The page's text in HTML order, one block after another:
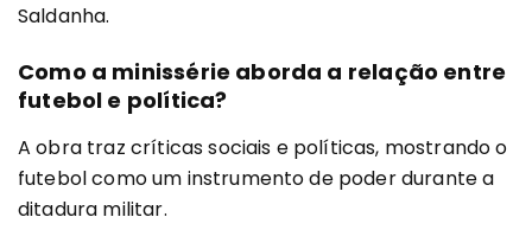
Saldanha.
Como a minissérie aborda a relação entre
futebol e política?
A obra traz críticas sociais e políticas, mostrando o
futebol como um instrumento de poder durante a
ditadura militar.